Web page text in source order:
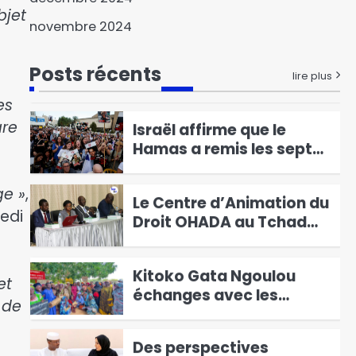
»,
novembre 2024
Posts récents lire plus
1
2
adjoint de la Police
nationale visite les
sécurité publique
3
Israël affirme que le
Hamas a remis les sept
4
Le Centre d’Animation du
Droit OHADA au Tchad
5
Kitoko Gata Ngoulou
échanges avec les
femmes du Mayo-Kebbi
Des perspectives